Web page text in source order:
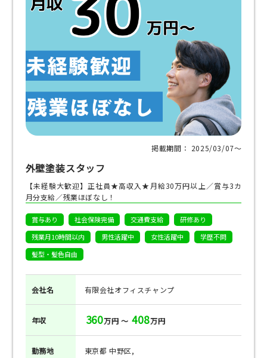
掲載期間： 2025/03/07〜
外壁塗装スタッフ
【未経験大歓迎】正社員★高収入★月給30万円以上／賞与3カ
月分支給／残業ほぼなし！
賞与あり 社会保険完備 交通費支給
研修あり
残業月10時間以内
男性活躍中 女性活躍中
学歴不問
髪型・髪色自由
会社名 有限会社オフィスチャンプ
年収 360万円 ～ 408万円
勤務地 東京都 中野区,